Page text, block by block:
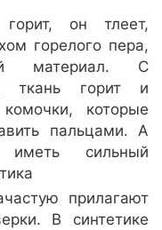
он тлеет,
горелого пера,
материал. С
ткань горит и
которые
пальцами. А
сильный
прилагают
В синтетике